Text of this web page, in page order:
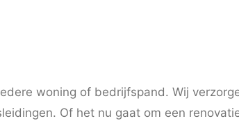
woning of bedrijfspand. Wij
Of het nu gaat om een